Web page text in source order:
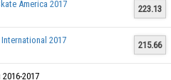
America 2017
223.13
2017
215.66
2017